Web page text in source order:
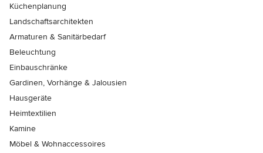
Küchenplanung
Landschaftsarchitekten
Armaturen & Sanitärbedarf
Beleuchtung
Einbauschränke
Gardinen, Vorhänge & Jalousien
Hausgeräte
Heimtextilien
Kamine
Möbel & Wohnaccessoires